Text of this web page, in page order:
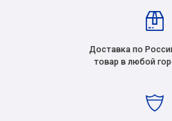
Доставка по
товар в любой